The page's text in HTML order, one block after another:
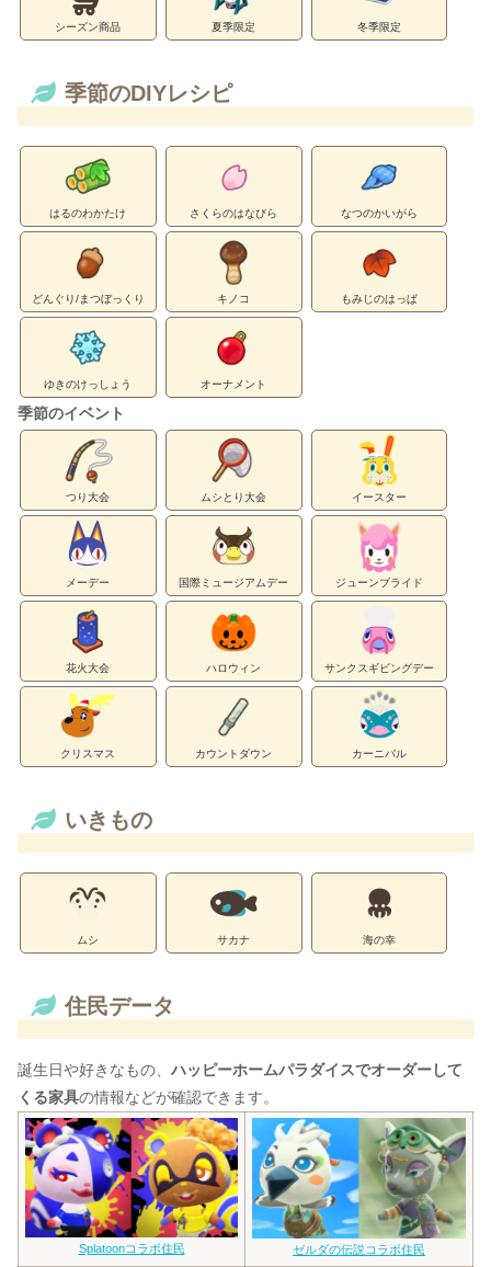
シーズン商品 夏季限定 冬季限定
季節のDIYレシピ
はるのわかたけ さくらのはなびら なつのかいがら
どんぐり/まつぼっくり キノコ もみじのはっぱ
ゆきのけっしょう オーナメント
季節のイベント
つり大会 ムシとり大会 イースター
メーデー 国際ミュージアムデー ジューンブライド
花火大会 ハロウィン サンクスギビングデー
クリスマス カウントダウン カーニバル
いきもの
ムシ サカナ 海の幸
住民データ
誕生日や好きなもの、 ハッピーホームパラダイスでオーダーして
くる家具の情報などが確認できます。
Splatoonコラボ住民 ゼルダの伝説コラボ住民